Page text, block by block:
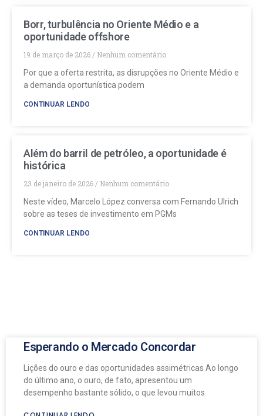
Borr, turbulência no Oriente Médio e a
oportunidade offshore
19 de março de 2026
Nenhum comentário
Por que a oferta restrita, as disrupções no Oriente Médio e
a demanda oportunística podem
CONTINUAR LENDO
Além do barril de petróleo, a oportunidade é
histórica
23 de janeiro de 2026
Nenhum comentário
Neste vídeo, Marcelo López conversa com Fernando Ulrich
sobre as teses de investimento em PGMs
CONTINUAR LENDO
Esperando o Mercado Concordar
Lições do ouro e das oportunidades assimétricas Ao longo
do último ano, o ouro, de fato, apresentou um
desempenho bastante sólido, o que levou muitos